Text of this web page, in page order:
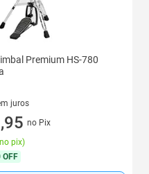
Premium HS-780
juros
jurosno Pix
pix)
OFF